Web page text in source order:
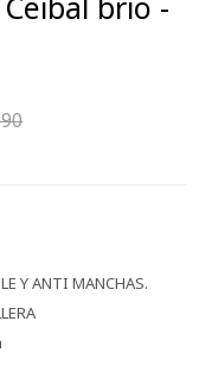
Y ANTI MANCHAS.